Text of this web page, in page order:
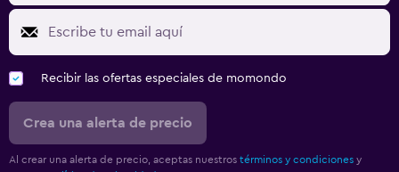
Recibir las ofertas especiales de momondo
Crea una alerta de precio
Al crear una alerta de precio, aceptas nuestros términos y condiciones y